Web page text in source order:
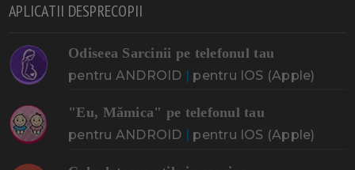
APLICATII DESPRECOPII
Odiseea Sarcinii pe telefonul tau
pentru ANDROID pentru IOS (Apple)
"Eu, Mămica" pe telefonul tau
pentru ANDROID pentru IOS (Apple)